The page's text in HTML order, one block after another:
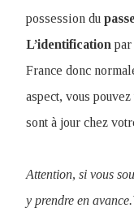
possession du
L’identification par
France donc
aspect, vous
sont à jour chez
Attention, si vous
y prendre en